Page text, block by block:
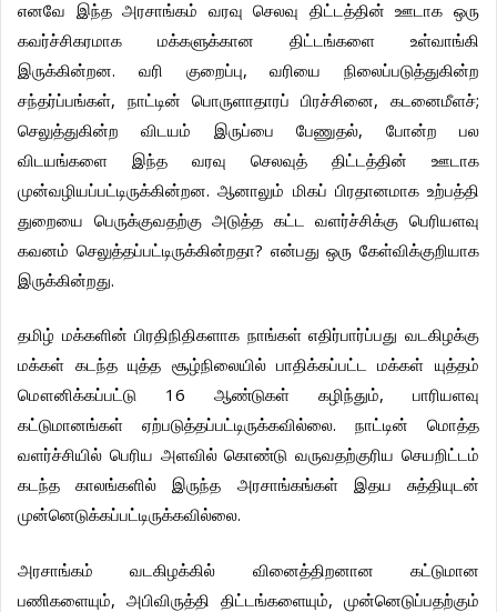
எனவே இந்த அரசாங்கம் வரவு செலவு திட்டத்தின் ஊடாக
ஒரு
கவர்ச்சிகரமாக
மக்களுக்கான திட்டங்களை
உள்வாங்கி
இருக்கின்றன. வரி குறைப்பு,வரியை
நிலைப்படுத்துகின்ற
சந்தர்ப்பங்கள், நாட்டின் பொருளாதாரப் பிரச்சினை, கடனைமீளச்;
செலுத்துகின்ற விடயம் இருப்பை பேணுதல், போன்ற
பல
விடயங்களை
இந்த வரவு செலவுத் திட்டத்தின்
ஊடாக
முன்வழியப்பட்டிருக்கின்றன.ஆனாலும் மிகப் பிரதானமாக உற்பத்தி
துறையை
பெருக்குவதற்கு அடுத்த கட்ட வளர்ச்சிக்கு
பெரியளவு
கவனம் செலுத்தப்பட்டிருக்கின்றதா? என்பது ஒரு கேள்விக்குறியாக
இருக்கின்றது.
தமிழ் மக்களின் பிரதிநிதிகளாக நாங்கள் எதிர்பார்ப்பது வடகிழக்கு
மக்கள்
கடந்த யுத்த சூழ்நிலையில் பாதிக்கப்பட்ட மக்கள்
யுத்தம்
மௌனிக்கப்பட்டு
16 ஆண்டுகள் கழிந்தும்,
பாரியளவு
கட்டுமானங்கள்
ஏற்படுத்தப்பட்டிருக்கவில்லை. நாட்டின்
மொத்த
வளர்ச்சியில் பெரிய அளவில் கொண்டு வருவதற்குரிய செயறிட்டம்
கடந்த
காலங்களில் இருந்த அரசாங்கங்கள் இதய
சுத்தியுடன்
முன்னெடுக்கப்பட்டிருக்கவில்லை.
அரசாங்கம் வடகிழக்கில் வினைத்திறனான
கட்டுமான
பணிகளையும்,அபிவிருத்தி திட்டங்களையும்,
முன்னெடுப்பதற்கும்